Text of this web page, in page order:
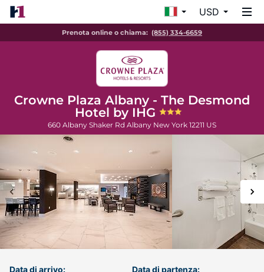
USD
Prenota online o chiama: (855) 334-6659
Crowne Plaza Albany - The Desmond
Hotel by IHG
660 Albany Shaker Rd Albany New York 12211 US
Data di arrivo: Data di partenza: